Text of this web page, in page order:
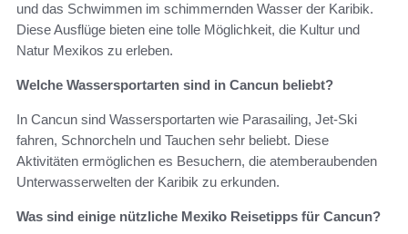
und das Schwimmen im schimmernden Wasser der Karibik.
Diese Ausflüge bieten eine tolle Möglichkeit, die Kultur und
Natur Mexikos zu erleben.
Welche Wassersportarten sind in Cancun beliebt?
In Cancun sind Wassersportarten wie Parasailing, Jet-Ski
fahren, Schnorcheln und Tauchen sehr beliebt. Diese
Aktivitäten ermöglichen es Besuchern, die atemberaubenden
Unterwasserwelten der Karibik zu erkunden.
Was sind einige nützliche Mexiko Reisetipps für Cancun?